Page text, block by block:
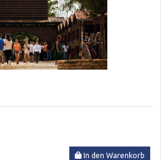
In den Warenkorb